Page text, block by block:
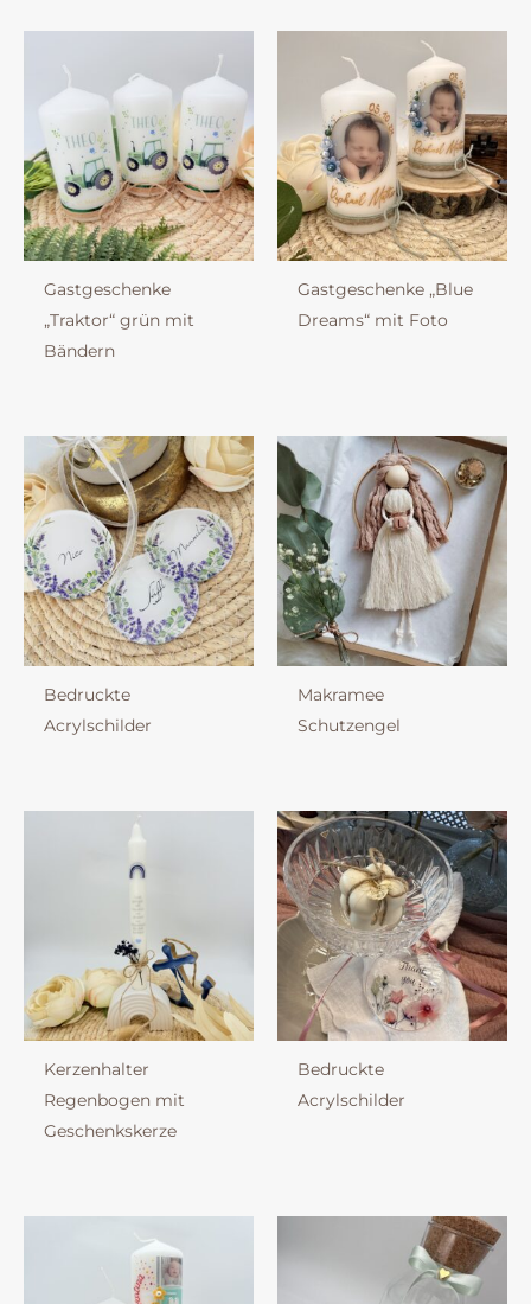
Gastgeschenke
„Traktor“ grün mit
Bändern
Gastgeschenke „Blue
Dreams“ mit Foto
Bedruckte
Acrylschilder
Makramee
Schutzengel
Kerzenhalter
Regenbogen mit
Geschenkskerze
Bedruckte
Acrylschilder